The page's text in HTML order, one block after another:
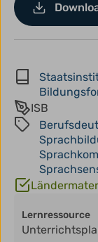
ISB
Lernressource